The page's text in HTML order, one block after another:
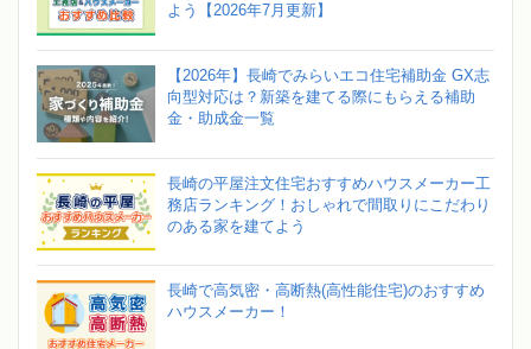
よう【2026年7月更新】
【2026年】長崎でみらいエコ住宅補助金 GX志
向型対応は？新築を建てる際にもらえる補助
金・助成金一覧
長崎の平屋注文住宅おすすめハウスメーカー工
務店ランキング！おしゃれで間取りにこだわり
のある家を建てよう
長崎で高気密・高断熱(高性能住宅)のおすすめ
ハウスメーカー！